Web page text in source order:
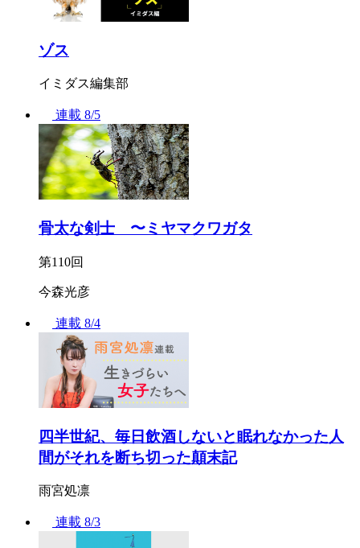
ゾス
イミダス編集部
連載 8/5
骨太な剣士 〜ミヤマクワガタ
第110回
今森光彦
連載 8/4
四半世紀、毎日飲酒しないと眠れなかった人
間がそれを断ち切った顛末記
雨宮処凛
連載 8/3